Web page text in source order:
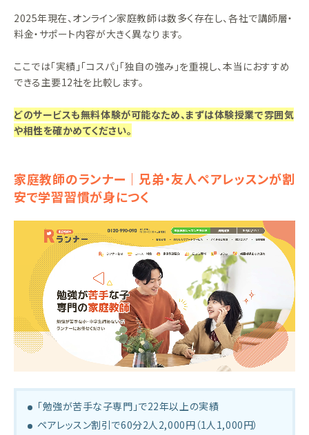
2025年現在、オンライン家庭教師は数多く存在し、各社で講師層・
料金・サポート内容が大きく異なります。
ここでは「実績」「コスパ」「独自の強み」を重視し、本当におすすめ
できる主要12社を比較します。
どのサービスも無料体験が可能なため、まずは体験授業で雰囲気
や相性を確かめてください。
家庭教師のランナー｜兄弟・友人ペアレッスンが割
安で学習習慣が身につく
「勉強が苦手な子専門」で22年以上の実績
ペアレッスン割引で60分2人2,000円（1人1,000円）